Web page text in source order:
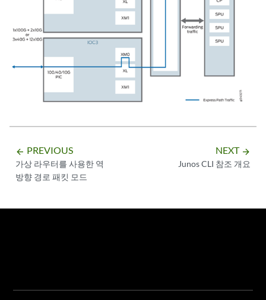
arrow_backward PREVIOUS
가상 라우터를 사용한 역
방향 경로 패킷 모드
NEXT arrow_forward
Junos CLI 참조 개요